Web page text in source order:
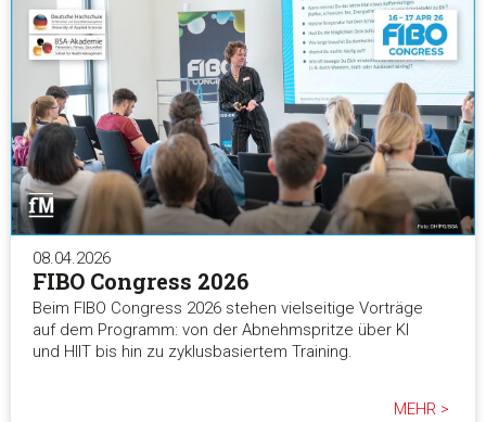
08.04.2026
FIBO Congress 2026
Beim FIBO Congress 2026 stehen vielseitige Vorträge
auf dem Programm: von der Abnehmspritze über KI
und HIIT bis hin zu zyklusbasiertem Training.
MEHR >